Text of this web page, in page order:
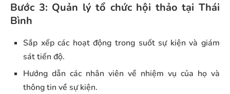
Bước 3: Quản lý tổ chức hội thảo tại Thái
Bình
Sắp xếp các hoạt động trong suốt sự kiện và giám
sát tiến độ.
Hướng dẫn các nhân viên về nhiệm vụ của họ và
thông tin về sự kiện.